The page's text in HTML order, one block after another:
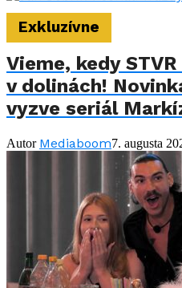
Exkluzívne
Vieme, kedy
v dolinách!
vyzve seriál
Autor Mediaboom7. augusta